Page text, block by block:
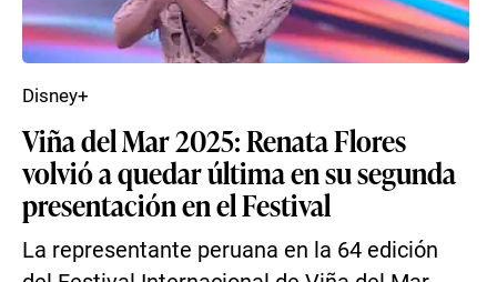
Viña del Mar 2025: Renata Flores
volvió a quedar última en su segunda
presentación en el Festival
La representante peruana en la 64 edición
Disney+